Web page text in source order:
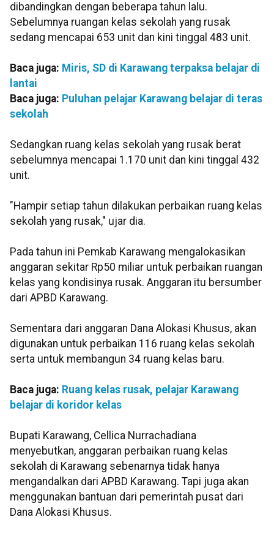
dibandingkan dengan beberapa tahun lalu.
Sebelumnya ruangan kelas sekolah yang rusak
sedang mencapai 653 unit dan kini tinggal 483 unit.
Baca juga: Miris, SD di Karawang terpaksa belajar di
lantai
Baca juga: Puluhan pelajar Karawang belajar di teras
sekolah
Sedangkan ruang kelas sekolah yang rusak berat
sebelumnya mencapai 1.170 unit dan kini tinggal 432
unit.
"Hampir setiap tahun dilakukan perbaikan ruang kelas
sekolah yang rusak," ujar dia.
Pada tahun ini Pemkab Karawang mengalokasikan
anggaran sekitar Rp50 miliar untuk perbaikan ruangan
kelas yang kondisinya rusak. Anggaran itu bersumber
dari APBD Karawang.
Sementara dari anggaran Dana Alokasi Khusus, akan
digunakan untuk perbaikan 116 ruang kelas sekolah
serta untuk membangun 34 ruang kelas baru.
Baca juga: Ruang kelas rusak, pelajar Karawang
belajar di koridor kelas
Bupati Karawang, Cellica Nurrachadiana
menyebutkan, anggaran perbaikan ruang kelas
sekolah di Karawang sebenarnya tidak hanya
mengandalkan dari APBD Karawang. Tapi juga akan
menggunakan bantuan dari pemerintah pusat dari
Dana Alokasi Khusus.